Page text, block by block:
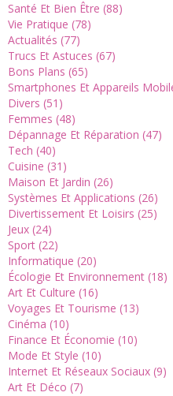
Santé Et Bien Être (88)
Vie Pratique (78)
Actualités (77)
Trucs Et Astuces (67)
Bons Plans (65)
Smartphones Et Appareils
Divers (51)
Femmes (48)
Dépannage Et Réparation (47)
Tech (40)
Cuisine (31)
Maison Et Jardin (26)
Systèmes Et Applications (26)
Divertissement Et Loisirs (25)
Jeux (24)
Sport (22)
Informatique (20)
Écologie Et Environnement (18)
Art Et Culture (16)
Voyages Et Tourisme (13)
Cinéma (10)
Finance Et Économie (10)
Mode Et Style (10)
Internet Et Réseaux Sociaux (9)
Art Et Déco (7)